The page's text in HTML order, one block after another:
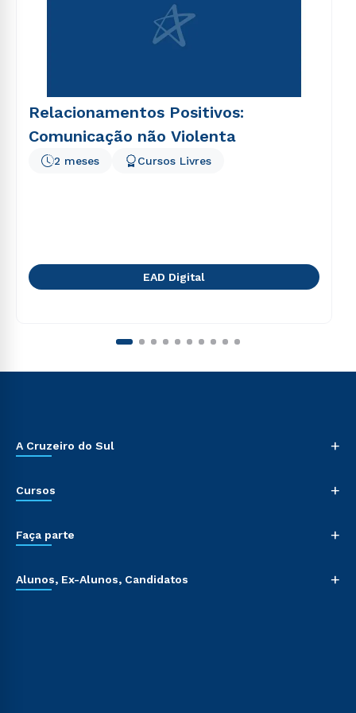
Relacionamentos Positivos:
Comunicação não Violenta
2 meses Cursos Livres
EAD Digital
A Cruzeiro do Sul +
Cursos +
Faça parte +
Alunos, Ex-Alunos, Candidatos +